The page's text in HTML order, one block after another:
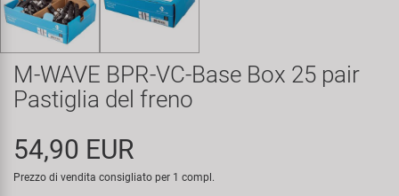
Super B
Velo
Tutte le marche
M-WAVE BPR-VC-Base Box 25 pair
Pastiglia del freno
54,90 EUR
Prezzo di vendita consigliato per 1 compl.